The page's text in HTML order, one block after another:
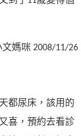
文媽咪 2008/11/26
都尿床，該用的
喜，預約去看診